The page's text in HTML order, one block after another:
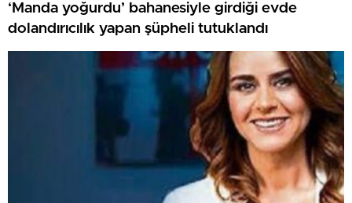
‘Manda yoğurdu’ bahanesiyle girdiği evde
dolandırıcılık yapan şüpheli tutuklandı